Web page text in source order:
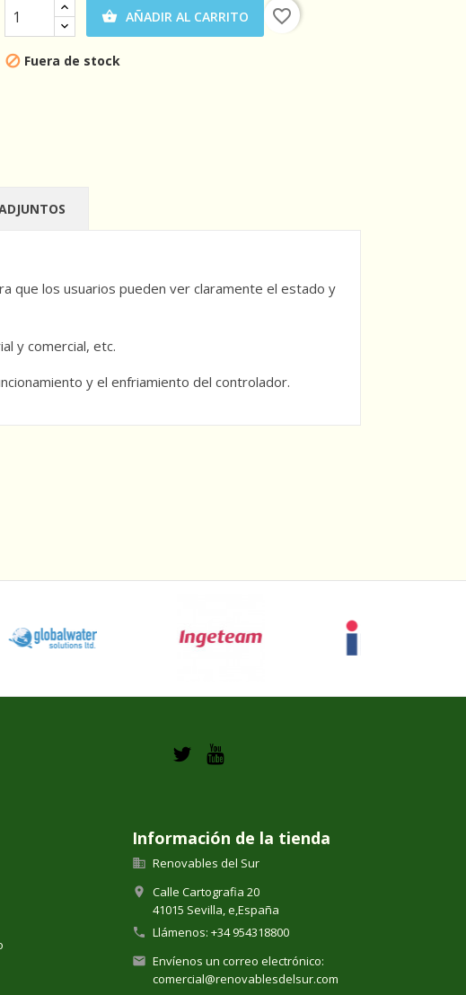
 AÑADIR AL CARRITO favorite_border
 Fuera de stock
que los usuarios pueden ver claramente el estado y
y comercial, etc.
y el enfriamiento del controlador.
Información de la tienda
 Renovables del Sur

Calle Cartografia 20
41015 Sevilla,e,España
 Llámenos: +34 954318800
 Envíenos un correo electrónico:
comercial@renovablesdelsur.com